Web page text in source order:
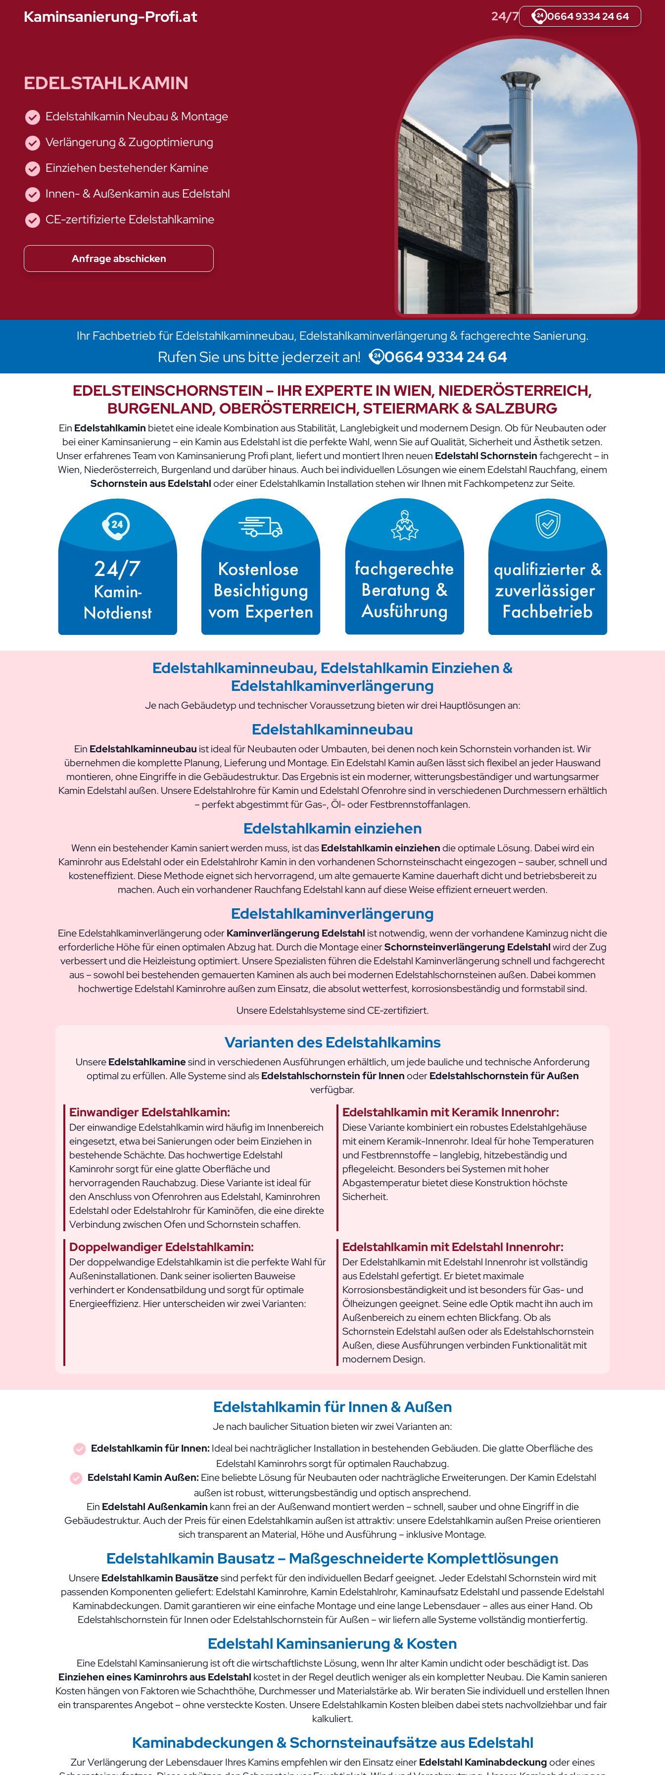
Kaminsanierung-Profi.at 24/7 0664 9334 24 64
EDELSTAHLKAMIN
Edelstahlkamin Neubau & Montage
Verlängerung & Zugoptimierung
Einziehen bestehender Kamine
Innen- & Außenkamin aus Edelstahl
CE-zertifizierte Edelstahlkamine
Anfrage abschicken
Ihr Fachbetrieb für Edelstahlkaminneubau, Edelstahlkaminverlängerung & fachgerechte Sanierung.
Rufen Sie uns bitte jederzeit an!
0664 9334 24 64
EDELSTEINSCHORNSTEIN – IHR EXPERTE IN WIEN, NIEDERÖSTERREICH,
BURGENLAND, OBERÖSTERREICH, STEIERMARK & SALZBURG
Ein Edelstahlkamin bietet eine ideale Kombination aus Stabilität, Langlebigkeit und modernem Design. Ob für Neubauten oder
bei einer Kaminsanierung – ein Kamin aus Edelstahl ist die perfekte Wahl, wenn Sie auf Qualität, Sicherheit und Ästhetik setzen.
Unser erfahrenes Team von Kaminsanierung Profi plant, liefert und montiert Ihren neuen Edelstahl Schornsteinfachgerecht – in
Wien, Niederösterreich, Burgenland und darüber hinaus. Auch bei individuellen Lösungen wie einem Edelstahl Rauchfang, einem
Schornstein aus Edelstahloder einer Edelstahlkamin Installation stehen wir Ihnen mit Fachkompetenz zur Seite.
Edelstahlkaminneubau, Edelstahlkamin Einziehen &
Edelstahlkaminverlängerung
Je nach Gebäudetyp und technischer Voraussetzung bieten wir drei Hauptlösungen an:
Edelstahlkaminneubau
Ein Edelstahlkaminneubau ist ideal für Neubauten oder Umbauten, bei denen noch kein Schornstein vorhanden ist. Wir
übernehmen die komplette Planung, Lieferung und Montage. Ein Edelstahl Kamin außen lässt sich flexibel an jeder Hauswand
montieren, ohne Eingriffe in die Gebäudestruktur. Das Ergebnis ist ein moderner, witterungsbeständiger und wartungsarmer
Kamin Edelstahl außen. Unsere Edelstahlrohre für Kamin und Edelstahl Ofenrohre sind in verschiedenen Durchmessern erhältlich
– perfekt abgestimmt für Gas-, Öl- oder Festbrennstoffanlagen.
Edelstahlkamin einziehen
Wenn ein bestehender Kamin saniert werden muss, ist dasEdelstahlkamin einziehendie optimale Lösung. Dabei wird ein
Kaminrohr aus Edelstahl oder ein Edelstahlrohr Kamin in den vorhandenen Schornsteinschacht eingezogen – sauber, schnell und
kosteneffizient. Diese Methode eignet sich hervorragend, um alte gemauerte Kamine dauerhaft dicht und betriebsbereit zu
machen. Auch ein vorhandener Rauchfang Edelstahl kann auf diese Weise effizient erneuert werden.
Edelstahlkaminverlängerung
Eine Edelstahlkaminverlängerung oderKaminverlängerung Edelstahl ist notwendig, wenn der vorhandene Kaminzug nicht die
erforderliche Höhe für einen optimalen Abzug hat. Durch die Montage einerSchornsteinverlängerung Edelstahlwird der Zug
verbessert und die Heizleistung optimiert. Unsere Spezialisten führen die Edelstahl Kaminverlängerung schnell und fachgerecht
aus – sowohl bei bestehenden gemauerten Kaminen als auch bei modernen Edelstahlschornsteinen außen. Dabei kommen
hochwertige Edelstahl Kaminrohre außen zum Einsatz, die absolut wetterfest, korrosionsbeständig und formstabil sind.
Unsere Edelstahlsysteme sind CE-zertifiziert.
Varianten des Edelstahlkamins
UnsereEdelstahlkaminesind in verschiedenen Ausführungen erhältlich, um jede bauliche und technische Anforderung
optimal zu erfüllen. Alle Systeme sind alsEdelstahlschornstein für InnenoderEdelstahlschornstein für Außen
verfügbar.
Einwandiger Edelstahlkamin:
Der einwandige Edelstahlkamin wird häufig im Innenbereich
eingesetzt, etwa bei Sanierungen oder beim Einziehen in
bestehende Schächte. Das hochwertige Edelstahl
Kaminrohr sorgt für eine glatte Oberfläche und
hervorragenden Rauchabzug. Diese Variante ist ideal für
den Anschluss von Ofenrohren aus Edelstahl, Kaminrohren
Edelstahl oder Edelstahlrohr für Kaminöfen, die eine direkte
Verbindung zwischen Ofen und Schornstein schaffen.
Edelstahlkamin mit Keramik Innenrohr:
Diese Variante kombiniert ein robustes Edelstahlgehäuse
mit einem Keramik-Innenrohr. Ideal für hohe Temperaturen
und Festbrennstoffe – langlebig, hitzebeständig und
pflegeleicht. Besonders bei Systemen mit hoher
Abgastemperatur bietet diese Konstruktion höchste
Sicherheit.
Doppelwandiger Edelstahlkamin:
Der doppelwandige Edelstahlkamin ist die perfekte Wahl für
Außeninstallationen. Dank seiner isolierten Bauweise
verhindert er Kondensatbildung und sorgt für optimale
Energieeffizienz. Hier unterscheiden wir zwei Varianten:
Edelstahlkamin mit Edelstahl Innenrohr:
Der Edelstahlkamin mit Edelstahl Innenrohr ist vollständig
aus Edelstahl gefertigt. Er bietet maximale
Korrosionsbeständigkeit und ist besonders für Gas- und
Ölheizungen geeignet. Seine edle Optik macht ihn auch im
Außenbereich zu einem echten Blickfang. Ob als
Schornstein Edelstahl außen oder als Edelstahlschornstein
Außen, diese Ausführungen verbinden Funktionalität mit
modernem Design.
Edelstahlkamin für Innen & Außen
Je nach baulicher Situation bieten wir zwei Varianten an:
Edelstahlkamin für Innen: Ideal bei nachträglicher Installation in bestehenden Gebäuden. Die glatte Oberfläche des
Edelstahl Kaminrohrs sorgt für optimalen Rauchabzug.
Edelstahl Kamin Außen: Eine beliebte Lösung für Neubauten oder nachträgliche Erweiterungen. Der Kamin Edelstahl
außen ist robust, witterungsbeständig und optisch ansprechend.
Ein Edelstahl Außenkamin kann frei an der Außenwand montiert werden – schnell, sauber und ohne Eingriff in die
Gebäudestruktur. Auch der Preis für einen Edelstahlkamin außen ist attraktiv: unsere Edelstahlkamin außen Preise orientieren
sich transparent an Material, Höhe und Ausführung – inklusive Montage.
Edelstahlkamin Bausatz – Maßgeschneiderte Komplettlösungen
UnsereEdelstahlkamin Bausätzesind perfekt für den individuellen Bedarf geeignet. Jeder Edelstahl Schornstein wird mit
passenden Komponenten geliefert: Edelstahl Kaminrohre, Kamin Edelstahlrohr, Kaminaufsatz Edelstahl und passende Edelstahl
Kaminabdeckungen. Damit garantieren wir eine einfache Montage und eine lange Lebensdauer – alles aus einer Hand. Ob
Edelstahlschornstein für Innen oder Edelstahlschornstein für Außen – wir liefern alle Systeme vollständig montierfertig.
Edelstahl Kaminsanierung & Kosten
Eine Edelstahl Kaminsanierung ist oft die wirtschaftlichste Lösung, wenn Ihr alter Kamin undicht oder beschädigt ist. Das
Einziehen eines Kaminrohrs aus Edelstahl kostet in der Regel deutlich weniger als ein kompletter Neubau. Die Kamin sanieren
Kosten hängen von Faktoren wie Schachthöhe, Durchmesser und Materialstärke ab. Wir beraten Sie individuell und erstellen Ihnen
ein transparentes Angebot – ohne versteckte Kosten. Unsere Edelstahlkamin Kosten bleiben dabei stets nachvollziehbar und fair
kalkuliert.
Kaminabdeckungen & Schornsteinaufsätze aus Edelstahl
Zur Verlängerung der Lebensdauer Ihres Kamins empfehlen wir den Einsatz einerEdelstahl Kaminabdeckungoder eines